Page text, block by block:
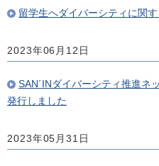
留学生へダイバーシティに関
2023年06月12日
SAN´INダイバーシティ推進
発行しました
2023年05月31日